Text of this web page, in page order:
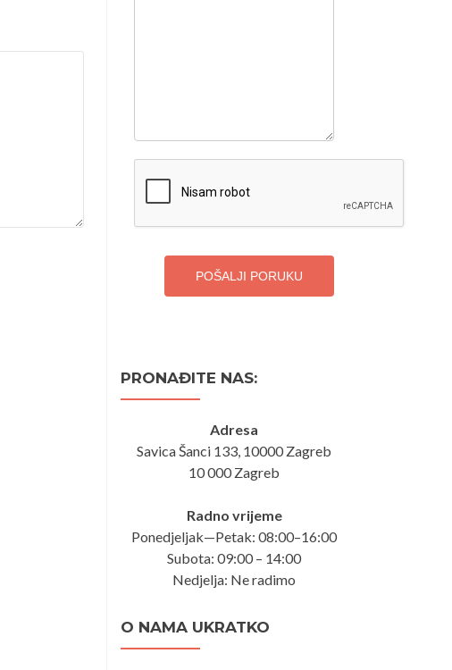
POŠALJI PORUKU
PRONAĐITE NAS:
Adresa
Savica Šanci 133, 10000 Zagreb
10 000 Zagreb
Radno vrijeme
Ponedjeljak—Petak: 08:00–16:00
Subota: 09:00 – 14:00
Nedjelja: Ne radimo
O NAMA UKRATKO